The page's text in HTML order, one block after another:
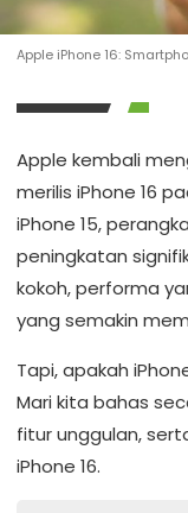
Apple iPhone 16:
Apple kembali
merilis iPhone 16
iPhone 15,
peningkatan
kokoh, performa
yang semakin
Tapi, apakah
Mari kita bahas
fitur unggulan,
iPhone 16.